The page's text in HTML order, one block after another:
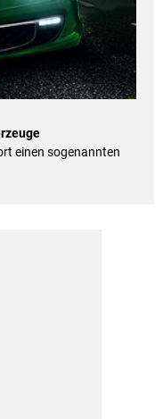
einen sogenannten